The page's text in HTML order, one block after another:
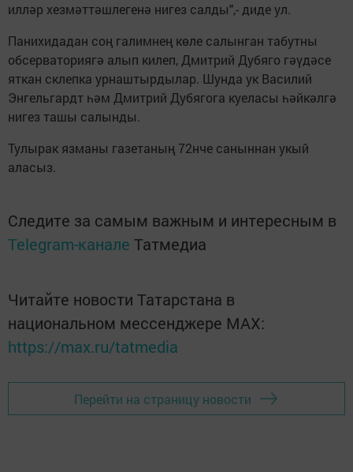
илләр хезмәттәшлегенә нигез салды",- диде ул.
Панихидадан соң галимнең көле салынган табутны
обсерваториягә алып килеп, Дмитрий Дубяго гәүдәсе
яткан склепка урнаштырдылар. Шунда ук Василий
Энгельгардт һәм Дмитрий Дубягога куеласы һәйкәлгә
нигез ташы салынды.
Тулырак язманы газетаның 72нче саныннан укый
аласыз.
Следите за самым важным и интересным в
Telegram-канале Татмедиа
Читайте новости Татарстана в
национальном мессенджере MАХ:
https://max.ru/tatmedia
Перейти на страницу новости